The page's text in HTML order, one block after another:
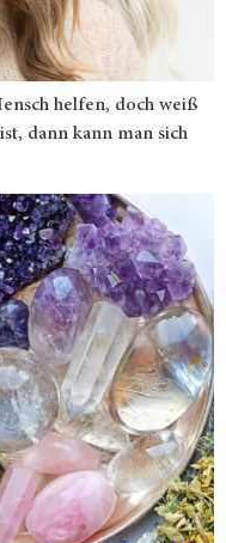
helfen, doch weiß
dann kann man sich